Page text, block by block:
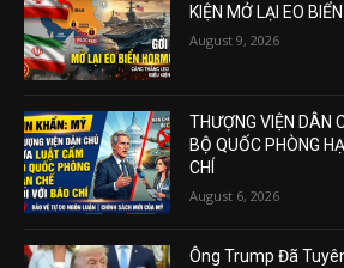
KIỆN MỞ LẠI EO
August 9, 2026
THƯỢNG VIỆN DÂN
BỘ QUỐC PHÒNG
CHÍ
August 6, 2026
Ông Trump Đã